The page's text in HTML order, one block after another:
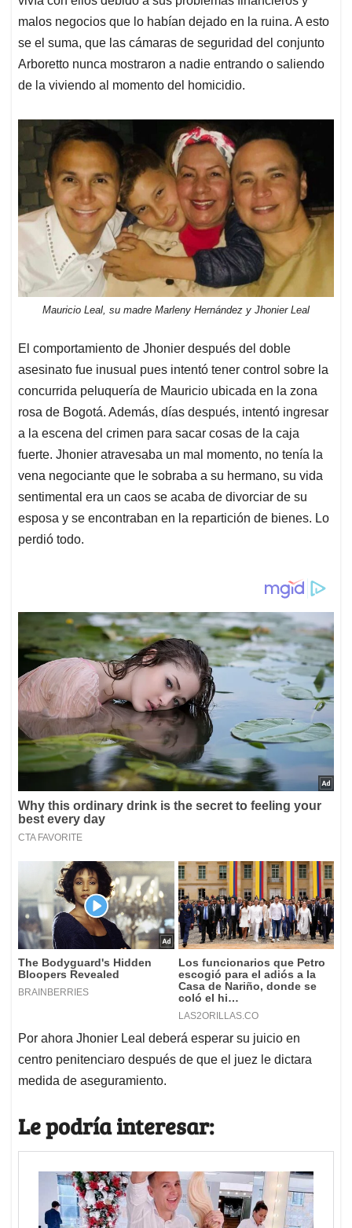
malos negocios que lo habían dejado en la ruina. A esto
se el suma, que las cámaras de seguridad del conjunto
Arboretto nunca mostraron a nadie entrando o saliendo
de la viviendo al momento del homicidio.
Mauricio Leal, su madre Marleny Hernández y Jhonier Leal
El comportamiento de Jhonier después del doble
asesinato fue inusual pues intentó tener control sobre la
concurrida peluquería de Mauricio ubicada en la zona
rosa de Bogotá. Además, días después, intentó ingresar
a la escena del crimen para sacar cosas de la caja
fuerte. Jhonier atravesaba un mal momento, no tenía la
vena negociante que le sobraba a su hermano, su vida
sentimental era un caos se acaba de divorciar de su
esposa y se encontraban en la repartición de bienes. Lo
perdió todo.
Por ahora Jhonier Leal deberá esperar su juicio en
centro penitenciaro después de que el juez le dictara
medida de aseguramiento.
Le podría interesar: